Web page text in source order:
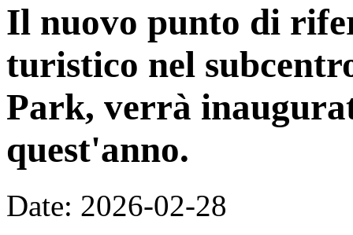
Il nuovo punto di
turistico nel
Park, verrà
quest'anno.
Date: 2026-02-28